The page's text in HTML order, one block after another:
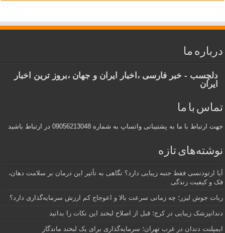
درباره ما
دلچسب - خبر فارسی ،اخبار ایران و جهان ،بروز ترین اخبار
ایران
تماس با ما
جهت ارتباط با ما به پشتیبانی واتساپ به شماره 09056213048 در ارتباط باشید
نوشته‌های تازه
آیا ارتودنسی فقط جنبه زیبایی دارد؟ نگاهی به تأثیر این درمان بر سلامت دهان،
فک و کیفیت زندگی
ربات جوش لیزر؛ چه زمانی سرعت بالا و اعوجاج کم ارزش سرمایه‌گذاری دارد؟
دندانپزشک زیبایی در کرج؛ قبل از اصلاح لبخند این نکات را بدانید
ایمپلنت دندان در غرب تهران؛ سرمایه‌گذاری برای یک لبخند ماندگار